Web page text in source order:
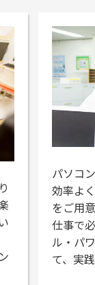
流で使っている
たいという方に
も言えるワード
イント等の使い
ップを目指しま